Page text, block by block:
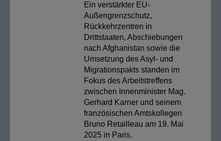
Ein verstärkter EU-
Außengrenzschutz,
Rückkehrzentren in
Drittstaaten, Abschiebungen
nach Afghanistan sowie die
Umsetzung des Asyl- und
Migrationspakts standen im
Fokus des Arbeitstreffens
zwischen Innenminister Mag.
Gerhard Karner und seinem
französischen Amtskollegen
Bruno Retailleau am 19. Mai
2025 in Paris.